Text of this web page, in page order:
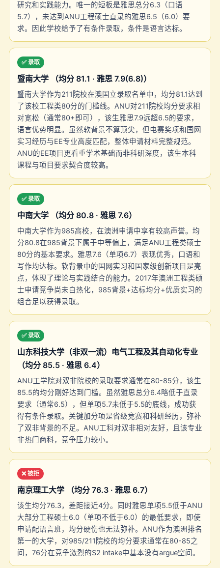
研究和实践能力。唯一的短板是雅思总分6.3（口语
5.7），未达到ANU工程硕士直录的雅思6.5（6.0）要
求。因此学校给予了有条件录取，条件是语言达标。
✅ 录取
暨南大学 （均分 81.1 · 雅思 7.9(6.8)）
暨南大学作为211院校在澳国立录取名单中，均分81.1达到
了该校工程类80分的门槛线。ANU对211院校均分要求相
对宽松（通常80+即可），该生雅思7.9远超6.5的要求，
语言优势明显。虽然软背景不算顶尖，但电赛奖项和国网
实习经历与EE专业高度匹配，整体申请材料完整规范。
ANU的EE项目更看重学术基础而非科研深度，该生本科
课程与项目要求契合度较高。
✅ 录取
中南大学 （均分 80.8 · 雅思 7.6）
中南大学作为985高校，在澳洲申请中享有较高声誉。均
分80.8在985背景下属于中等偏上，满足ANU工程类硕士
80分的基本要求。雅思7.6（单项6.7）表现优秀，口语和
写作均达标。软背景中的国网实习和国家级创新项目是亮
点，体现了理论与实践结合的能力。2017年澳洲工程类硕
士申请竞争尚未白热化，985背景+达标均分+优质实习的
组合足以获得录取。
✅ 录取
山东科技大学（非双一流）电气工程及其自动化专业
（均分 85.5 · 雅思 6.4）
ANU工学院对双非院校的录取要求通常在80-85分，该生
85.5的均分刚好达到门槛。虽然雅思总分6.4略低于直录
要求（通常6.5），但单项5.7未低于5.5的底线，成功获
得有条件录取。关键加分项是省级竞赛和科研经历，弥补
了双非背景的不足。ANU工科对双非相对友好，且该专业
非热门商科，竞争压力较小。
❌ 被拒
南京理工大学 （均分 76.3 · 雅思 6.7）
该生均分76.3，差距接近4分。同时雅思单项5.5低于ANU
大部分工程硕士6.0（单项不低于6.0）的最低要求，即使
申请配语言班，均分硬伤也无法弥补。ANU作为澳洲排名
第一的大学，对985/211院校的均分要求通常在80-85之
间，76分在竞争激烈的S2 intake中基本没有argue空间。